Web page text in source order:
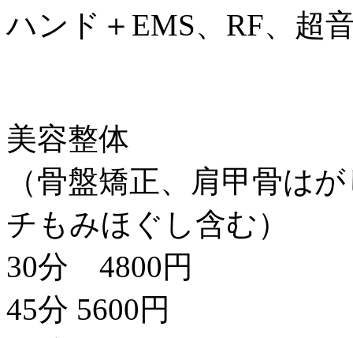
ハンド＋EMS、RF、超
美容整体
（骨盤矯正、肩甲骨は
チもみほぐし含む）
30分 4800円
45分 5600円